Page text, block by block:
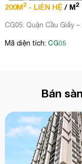
200M2 - LIÊN HỆ / M2
CG05: Quận Cầu Giấy –
Mã diện tích: CG05
Bán